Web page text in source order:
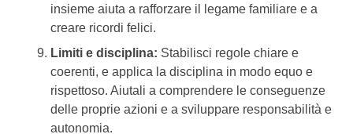
insieme aiuta a rafforzare il legame familiare e a
creare ricordi felici.
Limiti e disciplina: Stabilisci regole chiare e
coerenti, e applica la disciplina in modo equo e
rispettoso. Aiutali a comprendere le conseguenze
delle proprie azioni e a sviluppare responsabilità e
autonomia.